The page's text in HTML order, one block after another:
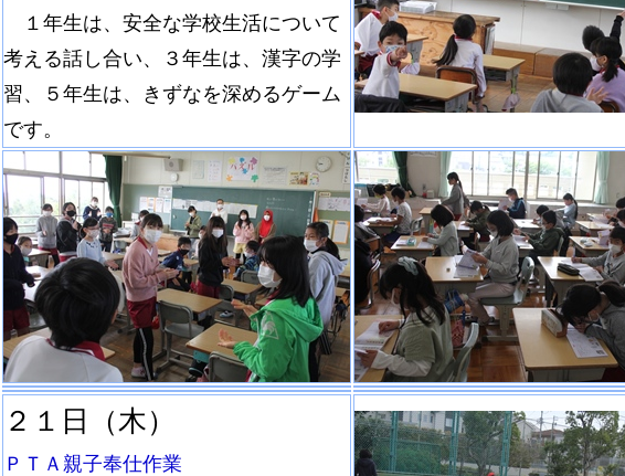
１年生は、安全な学校生活について
考える話し合い、３年生は、漢字の学
習、５年生は、きずなを深めるゲーム
です。
２１日（木）
ＰＴＡ親子奉仕作業